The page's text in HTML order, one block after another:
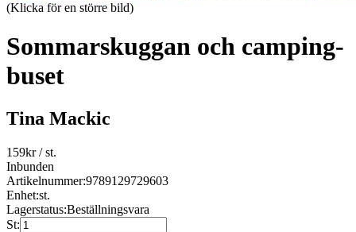
(Klicka för en större bild)
Sommarskuggan och camping-
buset
Tina Mackic
159kr/ st.
Inbunden
Artikelnummer:9789129729603
Enhet:st.
Lagerstatus:Beställningsvara
St: